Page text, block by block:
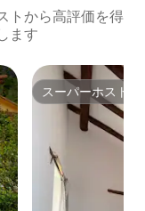
トから高評価を得
ます
スーパーホスト
スーパーホスト